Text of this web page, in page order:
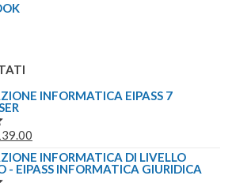
INFORMATICA EIPASS 7
PREZZO
ATTUALE
INFORMATICA DI LIVELLO
- EIPASS INFORMATICA GIURIDICA